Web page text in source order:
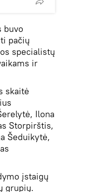
buvo
pačių
specialistų
ir
skaitė
Ilona
Storpirštis,
Šeduikytė,
įstaigų
grupių.